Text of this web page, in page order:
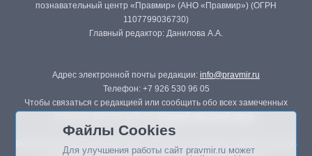
познавательный центр «Правмир» (АНО «Правмир») (ОГРН
1107799036730)
Главный редактор: Данилова А.А.
Адрес электронной почты редакции: info@pravmir.ru
Телефон: +7 926 530 96 05
Чтобы связаться с редакцией или сообщить обо всех замеченных
Републикация материалов сайта в печатных изданиях (книгах, прессе)
Файлы Cookies
Для улучшения работы сайт pravmir.ru может